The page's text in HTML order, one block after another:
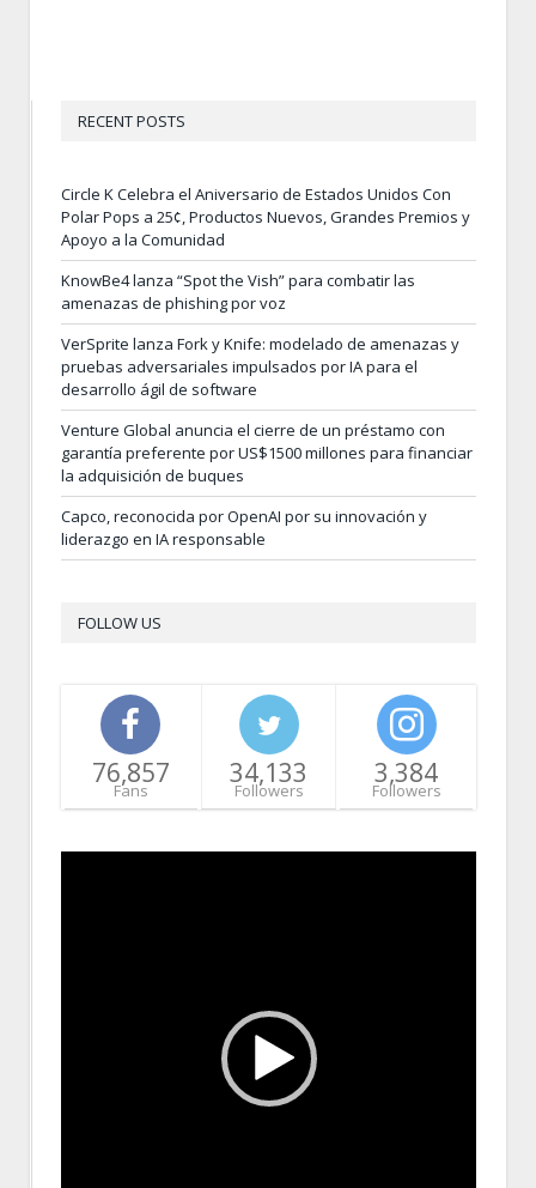
RECENT POSTS
Circle K Celebra el Aniversario de Estados Unidos Con
Polar Pops a 25¢, Productos Nuevos, Grandes Premios y
Apoyo a la Comunidad
KnowBe4 lanza “Spot the Vish” para combatir las
amenazas de phishing por voz
VerSprite lanza Fork y Knife: modelado de amenazas y
pruebas adversariales impulsados por IA para el
desarrollo ágil de software
Venture Global anuncia el cierre de un préstamo con
garantía preferente por US$1500 millones para financiar
la adquisición de buques
Capco, reconocida por OpenAI por su innovación y
liderazgo en IA responsable
FOLLOW US
76,857
Fans
34,133
Followers
3,384
Followers